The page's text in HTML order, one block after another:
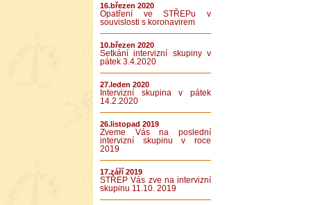
16.březen 2020
Opatření ve STŘEPu v
souvislosti s koronavirem
10.březen 2020
Setkání intervizní skupiny v
pátek 3.4.2020
27.leden 2020
Intervizní skupina v pátek
14.2.2020
26.listopad 2019
Zveme Vás na poslední
intervizní skupinu v roce
2019
17.září 2019
STŘEP Vás zve na intervizní
skupinu 11.10. 2019